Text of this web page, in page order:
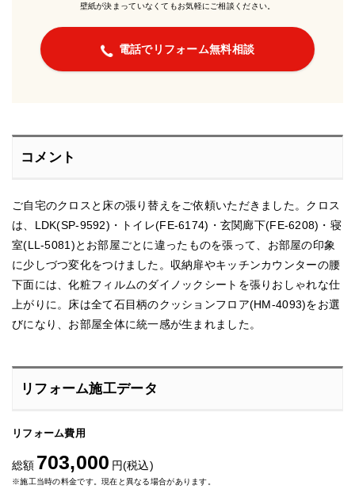
壁紙が決まっていなくてもお気軽にご相談ください。
電話でリフォーム無料相談
コメント
ご自宅のクロスと床の張り替えをご依頼いただきました。クロス
は、LDK(SP-9592)・トイレ(FE-6174)・玄関廊下(FE-6208)・寝
室(LL-5081)とお部屋ごとに違ったものを張って、お部屋の印象
に少しづつ変化をつけました。収納扉やキッチンカウンターの腰
下面には、化粧フィルムのダイノックシートを張りおしゃれな仕
上がりに。床は全て石目柄のクッションフロア(HM-4093)をお選
びになり、お部屋全体に統一感が生まれました。
リフォーム施工データ
リフォーム費用
総額 703,000 円(税込)
※施工当時の料金です。現在と異なる場合があります。